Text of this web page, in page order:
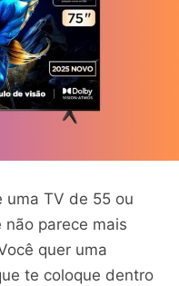
uma TV de 55 ou
parece mais
quer uma
te coloque dentro